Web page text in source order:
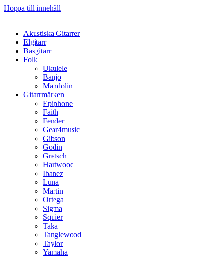
Hoppa till innehåll
Akustiska Gitarrer
Elgitarr
Basgitarr
Folk
Ukulele
Banjo
Mandolin
Gitarrmärken
Epiphone
Faith
Fender
Gear4music
Gibson
Godin
Gretsch
Hartwood
Ibanez
Luna
Martin
Ortega
Sigma
Squier
Taka
Tanglewood
Taylor
Yamaha